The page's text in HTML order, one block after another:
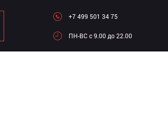
+7 499 501 34 75
ПН-ВC c 9.00 до 22.00